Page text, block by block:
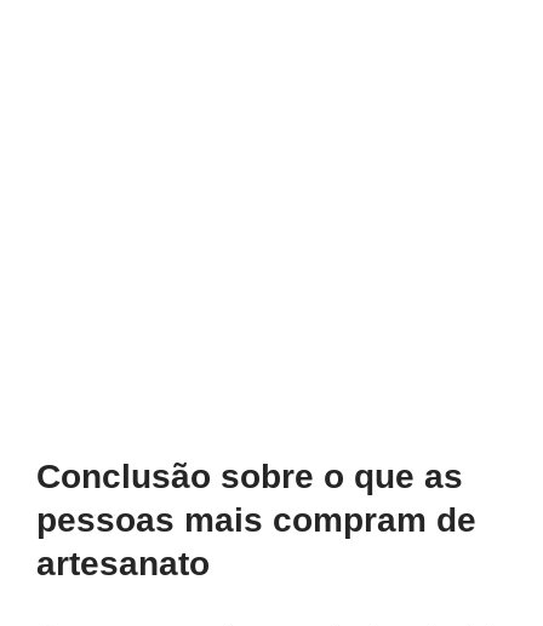
Conclusão sobre o que as
pessoas mais compram de
artesanato